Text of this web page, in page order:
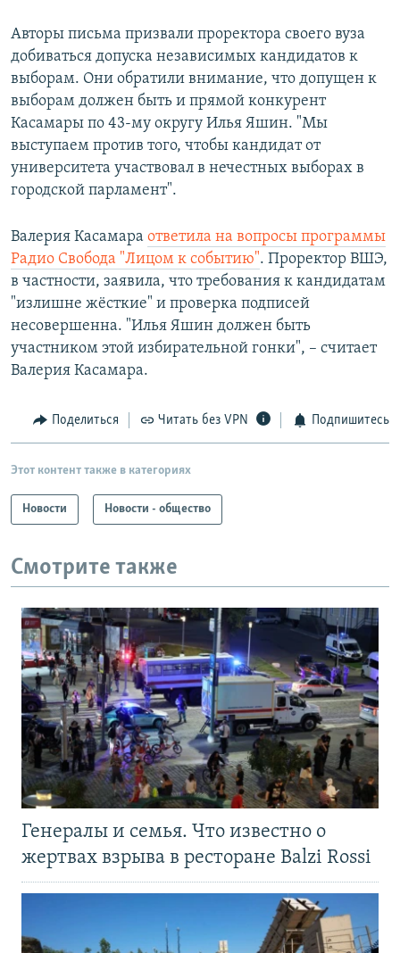
Авторы письма призвали проректора своего вуза
добиваться допуска независимых кандидатов к
выборам. Они обратили внимание, что допущен к
выборам должен быть и прямой конкурент
Касамары по 43-му округу Илья Яшин. "Мы
выступаем против того, чтобы кандидат от
университета участвовал в нечестных выборах в
городской парламент".
Валерия Касамара ответила на вопросы программы
Радио Свобода "Лицом к событию". Проректор ВШЭ,
в частности, заявила, что требования к кандидатам
"излишне жёсткие" и проверка подписей
несовершенна. "Илья Яшин должен быть
участником этой избирательной гонки", – считает
Валерия Касамара.
Поделиться Читать без VPN Подпишитесь
Этот контент также в категориях
Новости Новости - общество
Смотрите также
Генералы и семья. Что известно о
жертвах взрыва в ресторане Balzi Rossi